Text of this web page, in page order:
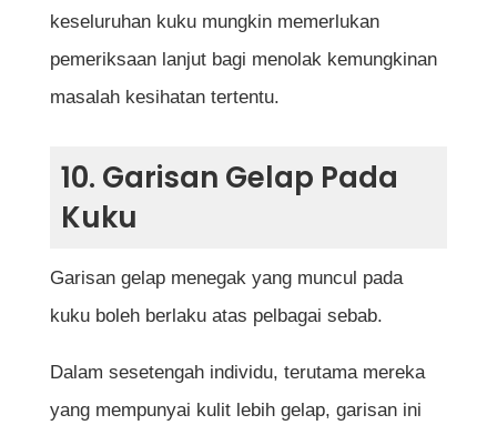
keseluruhan kuku mungkin memerlukan
pemeriksaan lanjut bagi menolak kemungkinan
masalah kesihatan tertentu.
10. Garisan Gelap Pada
Kuku
Garisan gelap menegak yang muncul pada
kuku boleh berlaku atas pelbagai sebab.
Dalam sesetengah individu, terutama mereka
yang mempunyai kulit lebih gelap, garisan ini